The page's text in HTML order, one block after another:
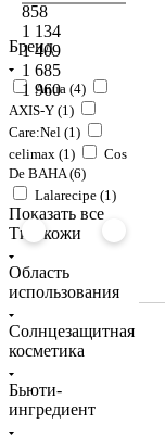
858
1 134
1 409
1 685
1 960
Бренд
Anua (4)
AXIS-Y (1 )
Care:Nel (1 )
celimax (1 )
Cos
De BAHA (6)
Lalarecipe (1 )
Показать все
Тип кожи
Область
использования
Солнцезащитная
косметика
Бьюти-
ингредиент